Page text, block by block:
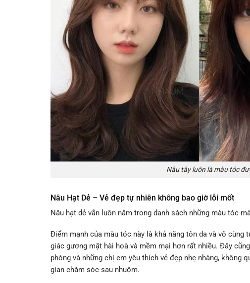
Nâu tây luôn là màu tóc
Nâu Hạt Dẻ – Vẻ đẹp tự nhiên không bao giờ lỗi mốt
Nâu hạt dẻ vẫn luôn nằm trong danh sách những màu tóc
Điểm mạnh của màu tóc này là khả năng tôn da và vô
giác gương mặt hài hoà và mềm mại hơn rất nhiều. Đây
phòng và những chị em yêu thích vẻ đẹp nhẹ nhàng, không
gian chăm sóc sau nhuộm.